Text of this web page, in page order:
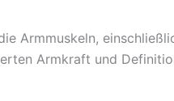
Armmuskeln,
Armkraft und